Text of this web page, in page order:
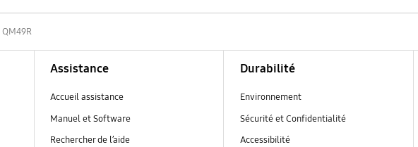
QM49R
Assistance
Accueil assistance
Manuel et Software
Rechercher de l’aide
Durabilité
Environnement
Sécurité et Confidentialité
Accessibilité